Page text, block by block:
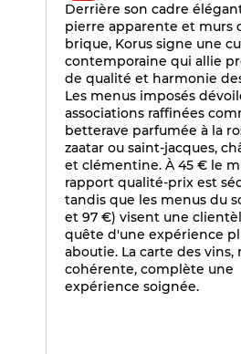
Derrière son cadre
pierre apparente et murs
brique, Korus signe une
contemporaine qui allie
de qualité et harmonie
Les menus imposés
associations raffinées
betterave parfumée à la
zaatar ou saint-jacques,
et clémentine. À 45 € le
rapport qualité-prix est
tandis que les menus du
et 97 €) visent une
quête d'une expérience
aboutie. La carte des vins,
cohérente, complète une
expérience soignée.